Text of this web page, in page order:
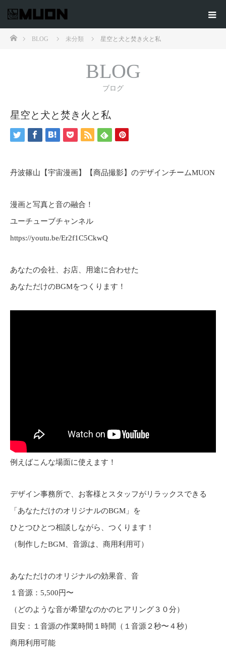
ホームBLOG 未分類 星空と犬と焚き火と私
BLOG
ブログ
星空と犬と焚き火と私
丹波篠山【宇宙漫画】【商品撮影】のデザインチームMUON
漫画と写真と音の融合！
ユーチューブチャンネル
https://youtu.be/Er2f1C5CkwQ
あなたの会社、お店、用途に合わせた
あなただけのBGMをつくります！
例えばこんな場面に使えます！
デザイン事務所で、お客様とスタッフがリラックスできる
「あなただけのオリジナルのBGM」を
ひとつひとつ相談しながら、つくります！
（制作したBGM、音源は、商用利用可）
あなただけのオリジナルの効果音、音
１音源：5,500円〜
（どのような音が希望なのかのヒアリング３０分）
目安：１音源の作業時間１時間（１音源２秒〜４秒）
商用利用可能